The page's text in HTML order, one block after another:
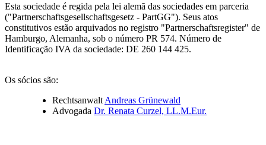
Esta sociedade é regida pela lei alemã das sociedades em parceria
("Partnerschaftsgesellschaftsgesetz - PartGG"). Seus atos
constitutivos estão arquivados no registro "Partnerschaftsregister" de
Hamburgo, Alemanha, sob o número PR 574. Número de
Identificação IVA da sociedade: DE 260 144 425.
Os sócios são:
Rechtsanwalt Andreas Grünewald
Advogada Dr. Renata Curzel, LL.M.Eur.